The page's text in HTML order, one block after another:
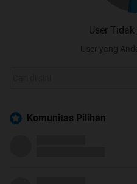
User
User yang
Komunitas Pilihan